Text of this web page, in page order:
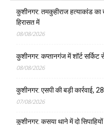
कुशीनगर: तमकुहीराज हत्याकांड का
हिरासत में
08/08/2026
कुशीनगर: कप्तानगंज में शॉर्ट
08/08/2026
कुशीनगर: एसपी की बड़ी कार्रवाई,
07/08/2026
कुशीनगर: कसया थाने में दो